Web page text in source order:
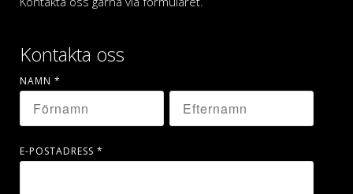
Kontakta oss
NAMN *
E-POSTADRESS *